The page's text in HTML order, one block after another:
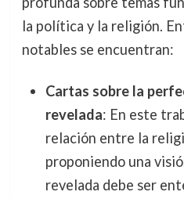
la política y la religión.
notables se encuentran:
Cartas sobre la
revelada: En este
relación entre la
proponiendo una
revelada debe ser